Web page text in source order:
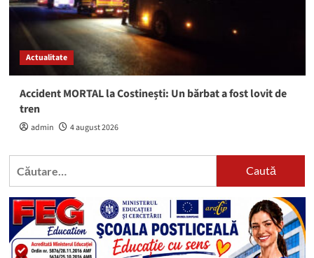
Actualitate
Accident MORTAL la Costinești: Un bărbat a fost lovit de
tren
admin 4 august 2026